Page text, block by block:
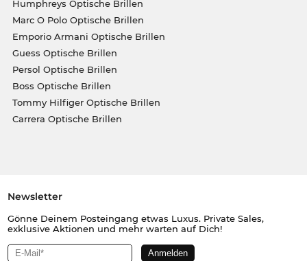
Humphreys Optische Brillen
Marc O Polo Optische Brillen
Emporio Armani Optische Brillen
Guess Optische Brillen
Persol Optische Brillen
Boss Optische Brillen
Tommy Hilfiger Optische Brillen
Carrera Optische Brillen
Newsletter
Gönne Deinem Posteingang etwas Luxus. Private Sales,
exklusive Aktionen und mehr warten auf Dich!